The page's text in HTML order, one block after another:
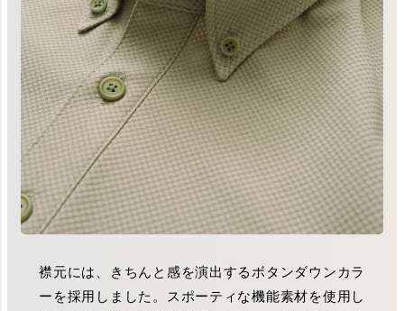
襟元には、きちんと感を演出するボタンダウンカラ
ーを採用しました。スポーティな機能素材を使用し